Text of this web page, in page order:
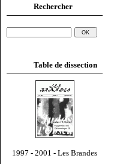
Rechercher
Table de dissection
1997 - 2001 - Les Brandes